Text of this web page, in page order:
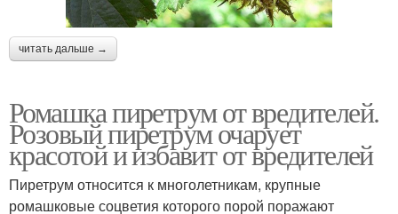
читать дальше →
Ромашка пиретрум от вредителей.
Розовый пиретрум очарует
красотой и избавит от вредителей
Пиретрум относится к многолетникам, крупные
ромашковые соцветия которого порой поражают